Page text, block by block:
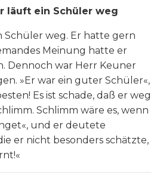
läuft ein Schüler weg
Schüler weg. Er hatte gern
Meinung hatte er
Dennoch war Herr Keuner
»Er war ein guter Schüler«,
Es ist schade, daß er weg
Schlimm wäre es, wenn
und er deutete
er nicht besonders schätzte,